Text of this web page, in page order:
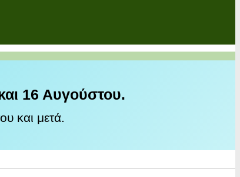
16 Αυγούστου.
και μετά.